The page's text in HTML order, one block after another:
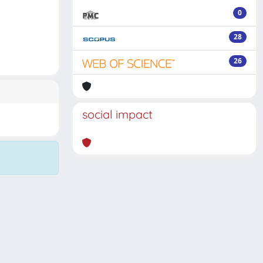
0
28
26
social impact